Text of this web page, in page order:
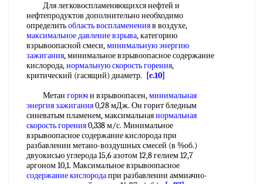
Для легковоспламеняющихся нефтей и
нефтепродуктов дополнительно необходимо
определитьобласть воспламененияв воздухе,
максимальное давление взрыва, категорию
взрывоопасной смеси,минимальную энергию
зажигания, минимальное взрывоопасное содержание
кислорода,нормальную скорость горения,
критический (гасящий) диаметр.
[c.10]
Метан горючи взрывоопасен,минимальная
энергия зажигания0,28 мДж. Он горит бледным
синеватым пламенем, максимальнаянормальная
скорость горения0,338 м/с. Минимальное
взрывоопасное содержание кислорода при
разбавлении метано-воздушных смесей (в %об.)
двуокисью углерода 15,6 азотом 12,8 гелием 12,7
аргоном 10,1. Максимальное взрывоопасное
содержание кислородапри разбавлении аммиачно-